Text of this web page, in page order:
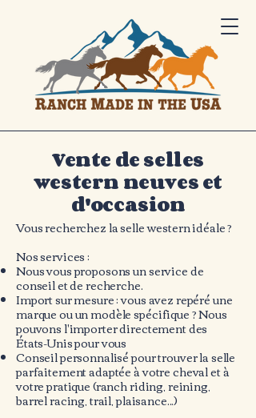
Vente de selles
western neuves et
d'occasion
Vous recherchez la selle western idéale ?
Nos services :
Nous vous proposons un service de
conseil et de recherche.
Import sur mesure : vous avez repéré une
marque ou un modèle spécifique ? Nous
pouvons l'importer directement des
États-Unis pour vous
Conseil personnalisé pour trouver la selle
parfaitement adaptée à votre cheval et à
votre pratique (ranch riding, reining,
barrel racing, trail, plaisance...)